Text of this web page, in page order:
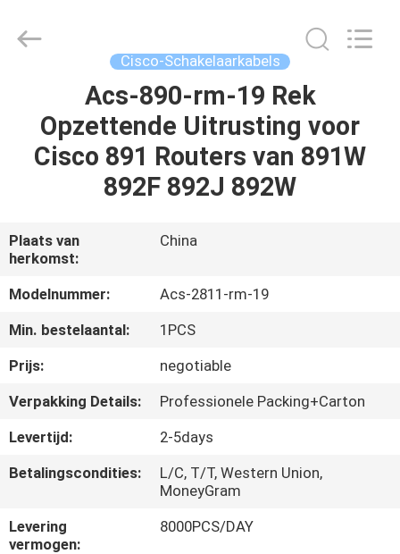
PRODUCTEN
ONS
FABRIEKSREIS
KWALITEITSCONTROLE
SITEMAP
PRIVACY
Rights
Cisco-Schakelaarkabels
Acs-890-rm-19 Rek
Opzettende Uitrusting voor
Cisco 891 Routers van 891W
892F 892J 892W
Plaats van
herkomst:
China
Modelnummer:
Acs-2811-rm-19
Min. bestelaantal:
1PCS
Prijs:
negotiable
Verpakking Details:
Professionele Packing+Carton
Levertijd:
2-5days
Betalingscondities:
L/C, T/T, Western Union,
MoneyGram
Levering
vermogen:
8000PCS/DAY